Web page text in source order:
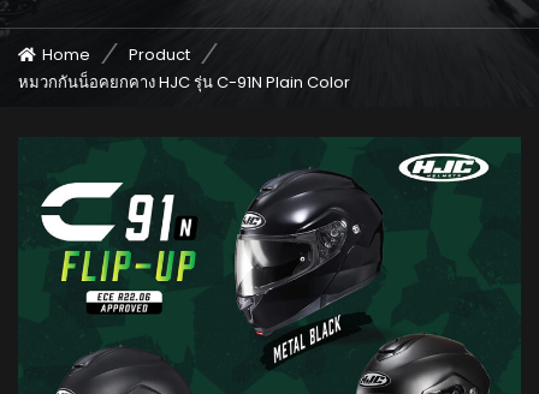
Home
Product
หมวกกันน็อคยกคาง HJC รุ่น C-91N Plain Color